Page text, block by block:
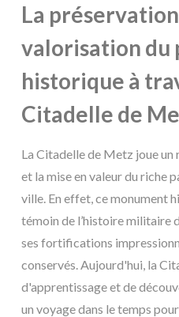
La
valorisation du
historique à
Citadelle de
La Citadelle de Metz joue un
et la mise en valeur du riche
ville. En effet, ce monument
témoin de l’histoire militaire
ses fortifications
conservés. Aujourd'hui, la
d'apprentissage et de
un voyage dans le temps